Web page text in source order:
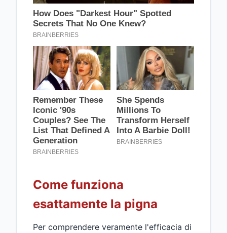
Come funziona
esattamente la pigna
Per comprendere veramente l'efficacia di